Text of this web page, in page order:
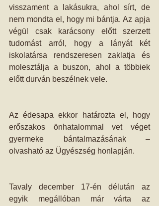
visszament a lakásukra, ahol sírt, de
nem mondta el, hogy mi bántja. Az apja
végül csak karácsony előtt szerzett
tudomást arról, hogy a lányát két
iskolatársa rendszeresen zaklatja és
molesztálja a buszon, ahol a többiek
előtt durván beszélnek vele.
Az édesapa ekkor határozta el, hogy
erőszakos önhatalommal vet véget
gyermeke bántalmazásának –
olvasható az Ügyészség honlapján.
Tavaly december 17-én délután az
egyik megállóban már várta az